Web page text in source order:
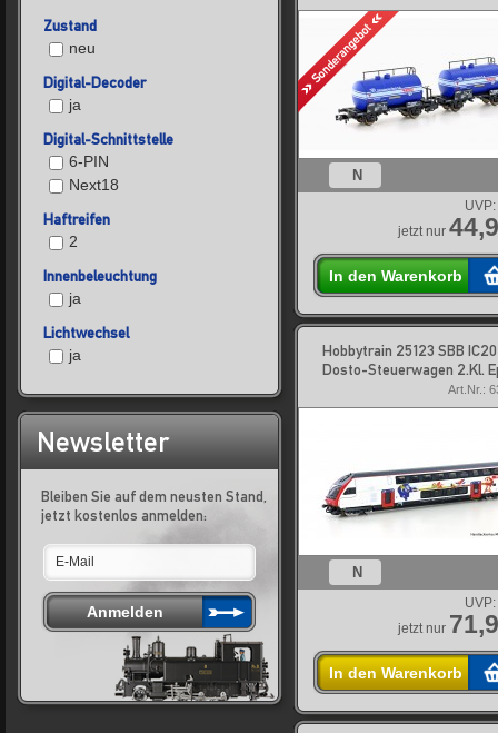
Zustand
neu
Digital-Decoder
ja
Digital-Schnittstelle
6-PIN
Next18
Haftreifen
2
Innenbeleuchtung
ja
Lichtwechsel
ja
Newsletter
Bleiben Sie auf dem neusten Stand,
jetzt kostenlos anmelden:
N
UVP:
jetzt nur
In den Warenkorb
Hobbytrain 25123 SBB
Dosto-Steuerwagen 2.Kl.
Art.Nr.:
N
UVP:
jetzt nur
In den Warenkorb